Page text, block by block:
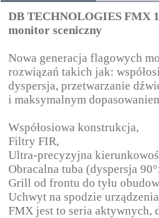
DB TECHNOLOGIES FMX
monitor sceniczny
Nowa generacja flagowych
rozwiązań takich jak:
dyspersja, przetwarzanie
i maksymalnym
Współosiowa konstrukcja,
Filtry FIR,
Ultra-precyzyjna
Obracalna tuba (dyspersja
Grill od frontu do tyłu
Uchwyt na spodzie
FMX jest to seria aktywnych,